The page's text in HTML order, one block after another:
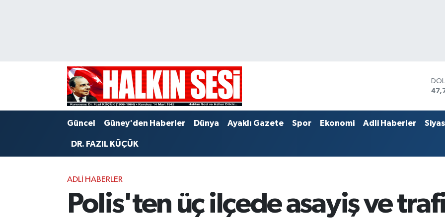
Güncel Güney'den Haberler Dünya Ayaklı Gazete Spor Ekonomi Adli Haberler
DR. FAZIL KÜÇÜK
ADLI HABERLER
Polis'ten üç ilçede asayiş ve
Trafik Durumu
Puan Durumu ve Fikstür